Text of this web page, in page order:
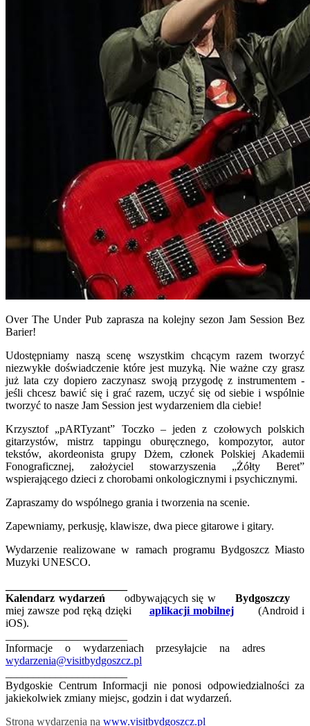
Over The Under Pub zaprasza na kolejny sezon Jam Session Bez
Barier!
Udostępniamy naszą scenę wszystkim chcącym razem tworzyć
niezwykłe doświadczenie które jest muzyką. Nie ważne czy grasz
już lata czy dopiero zaczynasz swoją przygodę z instrumentem -
jeśli chcesz bawić się i grać razem, uczyć się od siebie i wspólnie
tworzyć to nasze Jam Session jest wydarzeniem dla ciebie!
Krzysztof „pARTyzant” Toczko – jeden z czołowych polskich
gitarzystów, mistrz tappingu oburęcznego, kompozytor, autor
tekstów, akordeonista grupy Dżem, członek Polskiej Akademii
Fonograficznej, założyciel stowarzyszenia „Żółty Beret”
wspierającego dzieci z chorobami onkologicznymi i psychicznymi.
Zapraszamy do wspólnego grania i tworzenia na scenie.
Zapewniamy, perkusję, klawisze, dwa piece gitarowe i gitary.
Wydarzenie realizowane w ramach programu Bydgoszcz Miasto
Muzyki UNESCO.
Kalendarz wydarzeń odbywających się wBydgoszczy
miej zawsze pod ręką dzięki aplikacji mobilnej
(Android i
iOS).
Informacje o wydarzeniach przesyłajcie na adres
wydarzenia@visitbydgoszcz.pl
Bydgoskie Centrum Informacji nie ponosi odpowiedzialności za
jakiekolwiek zmiany miejsc, godzin i dat wydarzeń.
Strona wydarzenia na www.visitbydgoszcz.pl